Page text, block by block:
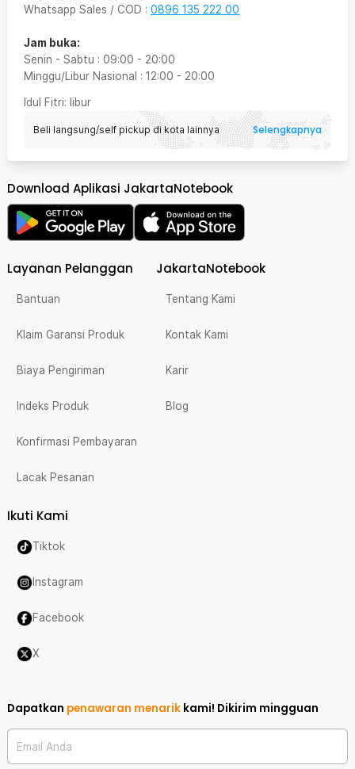
Whatsapp Sales / COD : 0896 135 222 00
Jam buka:
Senin - Sabtu : 09:00 - 20:00
Minggu/Libur Nasional : 12:00 - 20:00
Idul Fitri: libur
Beli langsung/self pickup di kota lainnya Selengkapnya
Download Aplikasi JakartaNotebook
Layanan Pelanggan
Bantuan
Klaim Garansi Produk
Biaya Pengiriman
Indeks Produk
Konfirmasi Pembayaran
Lacak Pesanan
JakartaNotebook
Tentang Kami
Kontak Kami
Karir
Blog
Ikuti Kami
Tiktok
Instagram
Facebook
X
Dapatkan penawaran menarik kami! Dikirim mingguan
Email Anda